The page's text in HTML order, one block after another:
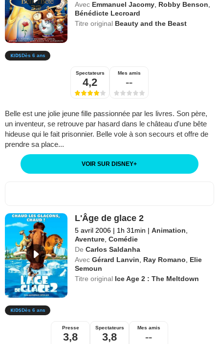
Avec Emmanuel Jacomy Robby Benson
Bénédicte Lecroard
Titre original Beauty and the Beast
Dès 6 ans
Spectateurs
4,2
Mes amis
--
Belle est une jolie jeune fille passionnée par les livres. Son père,
un inventeur, se retrouve par hasard dans le château d'une bête
hideuse qui le fait prisonnier. Belle vole à son secours et offre de
prendre sa place...
VOIR SUR DISNEY+
L'Âge de glace 2
5 avril 2006 | 1h 31min | Animation
Aventure ,Comédie
De Carlos Saldanha
Avec Gérard Lanvin Ray Romano
Elie
Semoun
Titre original Ice Age 2 : The Meltdown
Dès 6 ans
Presse
3,8
Spectateurs
3,8
Mes amis
--